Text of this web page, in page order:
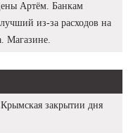
Артём. Банкам
из-за расходов на
Магазине.
закрытии дня